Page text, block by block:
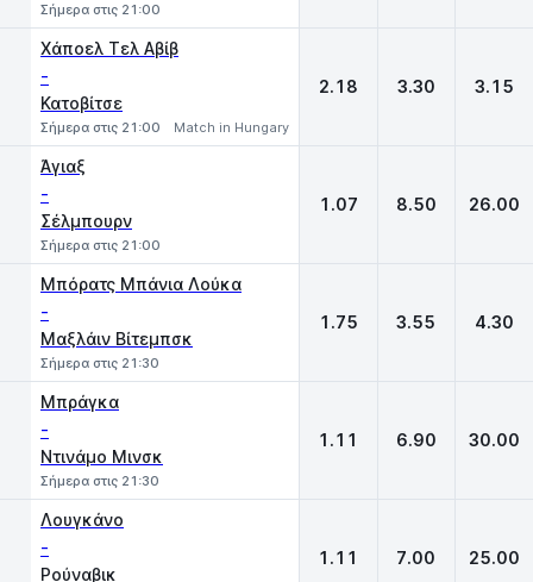
Σήμερα στις 21:00
Χάποελ Τελ Αβίβ
-
Κατοβίτσε
Σήμερα στις 21:00 Match in Hungary
2.18 3.30 3.15
Άγιαξ
-
Σέλμπουρν
Σήμερα στις 21:00
1.07 8.50 26.00
Μπόρατς Μπάνια Λούκα
-
Μαξλάιν Βίτεμπσκ
Σήμερα στις 21:30
1.75 3.55 4.30
Μπράγκα
-
Ντινάμο Μινσκ
Σήμερα στις 21:30
1.11 6.90 30.00
Λουγκάνο
-
Ρούναβικ
1.11 7.00 25.00